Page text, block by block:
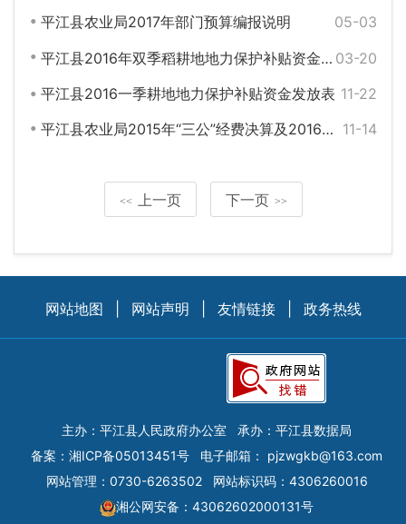
05-03
平江县农业局2017年部门预算编报说明
03-20
平江县2016年双季稻耕地地力保护补贴资金发放表
11-22
平江县2016一季耕地地力保护补贴资金发放表
11-14
平江县农业局2015年“三公”经费决算及2016年经费预算情况统计表
<< 上一页 下一页 >>
网站地图 网站声明 友情链接 政务热线
主办：平江县人民政府办公室
承办：平江县数据局
备案： 湘ICP备05013451号 电子邮箱： pjzwgkb@163.com
网站管理：0730-6263502
网站标识码：4306260016
湘公网安备：43062602000131号